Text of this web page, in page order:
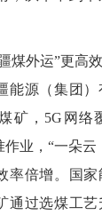
外运”更高效
能源（集团
矿，5G网络
业，“一朵云
率倍增。国
通过选煤工